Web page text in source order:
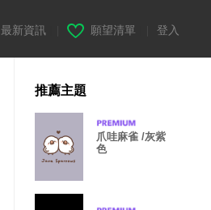
最新資訊 願望清單 登入
推薦主題
爪哇麻雀 /灰紫
色